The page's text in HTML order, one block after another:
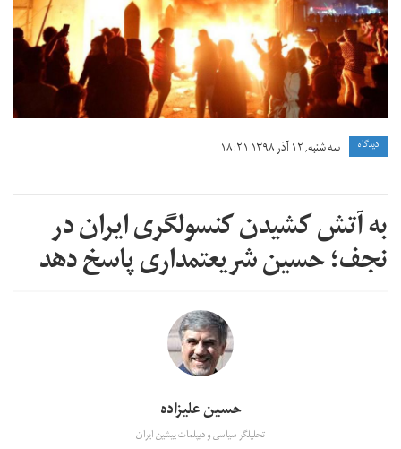
دیدگاه سه شنبه, ۱۲ آذر ۱۳۹۸ ۱۸:۲۱
به آتش کشیدن کنسولگری ایران در
نجف؛ حسین شریعتمداری پاسخ دهد
حسین علیزاده
تحلیلگر سیاسی و دیپلمات پیشین ایران